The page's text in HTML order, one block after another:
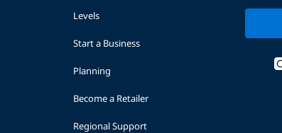
Levels
Start a Business
Planning
Become a Retailer
Regional Support